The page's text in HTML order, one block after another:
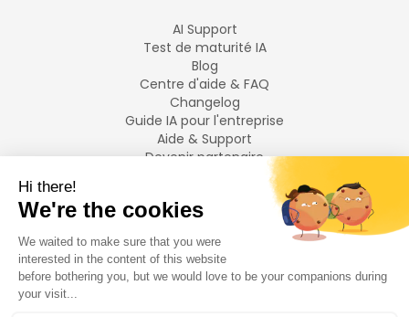
AI Support
Test de maturité IA
Blog
Centre d'aide & FAQ
Changelog
Guide IA pour l'entreprise
Aide & Support
Devenir partenaire
LANGUES
Français
English